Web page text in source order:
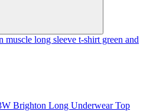
muscle long sleeve t-shirt green and